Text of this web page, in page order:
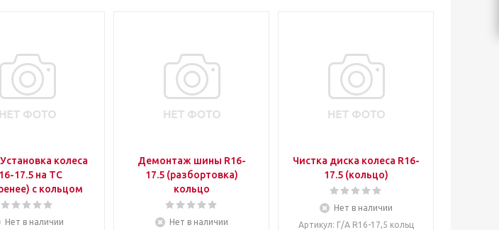
колеса
17.5 на ТС
с кольцом
Нет в наличии
Демонтаж шины R16-
17.5 (разбортовка)
кольцо
Нет в наличии
Чистка диска колеса R16-
17.5 (кольцо)
Нет в наличии
Артикул: Г/А R16-17,5 кольц